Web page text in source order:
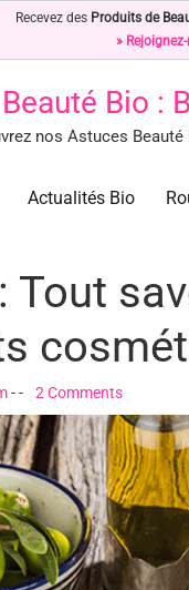
Recevez des Produits de
»
Bio :
nos Astuces
Top
Beauté Bio & Naturels à
Actualités Bio
Tout
-- 2 Comments